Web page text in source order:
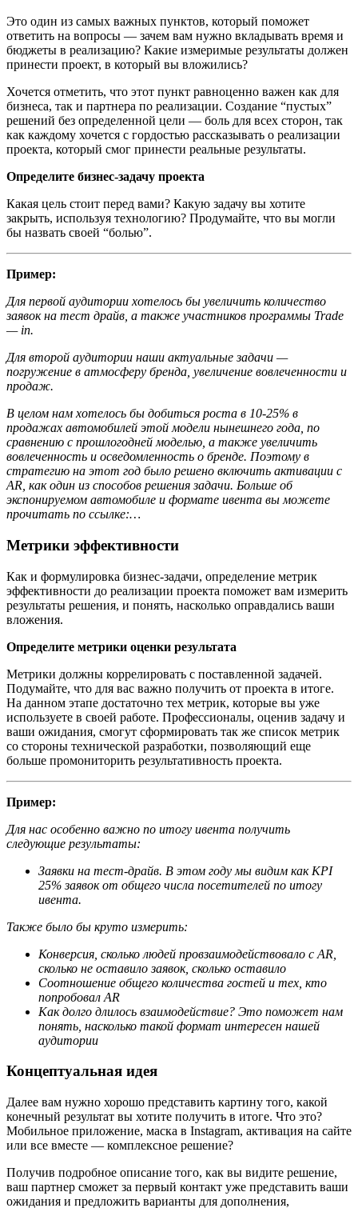
Это один из самых важных пунктов, который поможет
ответить на вопросы — зачем вам нужно вкладывать время и
бюджеты в реализацию? Какие измеримые результаты должен
принести проект, в который вы вложились?
Хочется отметить, что этот пункт равноценно важен как для
бизнеса, так и партнера по реализации. Создание “пустых”
решений без определенной цели — боль для всех сторон, так
как каждому хочется с гордостью рассказывать о реализации
проекта, который смог принести реальные результаты.
Определите бизнес-задачу проекта
Какая цель стоит перед вами? Какую задачу вы хотите
закрыть, используя технологию? Продумайте, что вы могли
бы назвать своей “болью”.
Пример:
Для первой аудитории хотелось бы увеличить количество
заявок на тест драйв, а также участников программы Trade
— in.
Для второй аудитории наши актуальные задачи —
погружение в атмосферу бренда, увеличение вовлеченности и
продаж.
В целом нам хотелось бы добиться роста в 10-25% в
продажах автомобилей этой модели нынешнего года, по
сравнению с прошлогодней моделью, а также увеличить
вовлеченность и осведомленность о бренде. Поэтому в
стратегию на этот год было решено включить активации с
AR, как один из способов решения задачи. Больше об
экспонируемом автомобиле и формате ивента вы можете
прочитать по ссылке:…
Метрики эффективности
Как и формулировка бизнес-задачи, определение метрик
эффективности до реализации проекта поможет вам измерить
результаты решения, и понять, насколько оправдались ваши
вложения.
Определите метрики оценки результата
Метрики должны коррелировать с поставленной задачей.
Подумайте, что для вас важно получить от проекта в итоге.
На данном этапе достаточно тех метрик, которые вы уже
используете в своей работе. Профессионалы, оценив задачу и
ваши ожидания, смогут сформировать так же список метрик
со стороны технической разработки, позволяющий еще
больше промониторить результативность проекта.
Пример:
Для нас особенно важно по итогу ивента получить
следующие результаты:
Заявки на тест-драйв. В этом году мы видим как KPI
25% заявок от общего числа посетителей по итогу
ивента.
Также было бы круто измерить:
Конверсия, сколько людей провзаимодействовало с AR,
сколько не оставило заявок, сколько оставило
Соотношение общего количества гостей и тех, кто
попробовал AR
Как долго длилось взаимодействие? Это поможет нам
понять, насколько такой формат интересен нашей
аудитории
Концептуальная идея
Далее вам нужно хорошо представить картину того, какой
конечный результат вы хотите получить в итоге. Что это?
Мобильное приложение, маска в Instagram, активация на сайте
или все вместе — комплексное решение?
Получив подробное описание того, как вы видите решение,
ваш партнер сможет за первый контакт уже представить ваши
ожидания и предложить варианты для дополнения,